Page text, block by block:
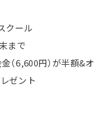
クール
まで
（6,600円）が半額&オ
ゼント